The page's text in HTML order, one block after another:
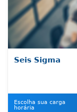
Seis Sigma
Escolha sua carga
horária